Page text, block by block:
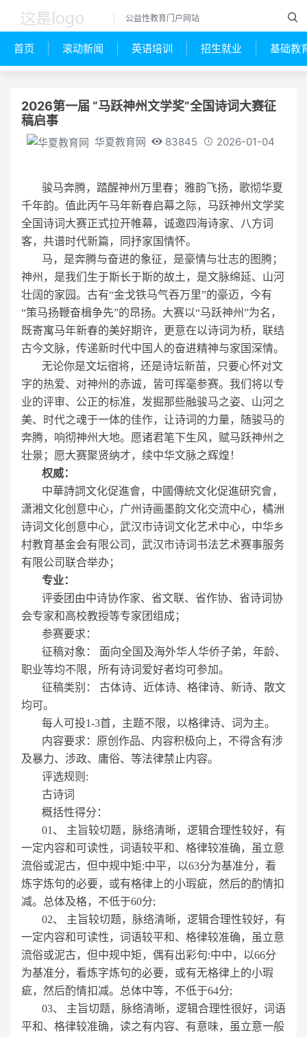
公益性教育门户网站
首页 滚动新闻 英语培训 招生就业 基础教
2026第一届 “马跃神州文学奖”全国诗词大赛征
稿启事
华夏教育网 83845 2026-01-04
骏马奔腾，踏醒神州万里春；雅韵飞扬，歌彻华夏
千年韵。值此丙午马年新春启幕之际，马跃神州文学奖
全国诗词大赛正式拉开帷幕，诚邀四海诗家、八方词
客，共谱时代新篇，同抒家国情怀。
马，是奔腾与奋进的象征，是豪情与壮志的图腾；
神州，是我们生于斯长于斯的故土，是文脉绵延、山河
壮阔的家园。古有“金戈铁马气吞万里”的豪迈，今有
“策马扬鞭奋楫争先”的昂扬。大赛以“马跃神州”为名，
既寄寓马年新春的美好期许，更意在以诗词为桥，联结
古今文脉，传递新时代中国人的奋进精神与家国深情。
无论你是文坛宿将，还是诗坛新苗，只要心怀对文
字的热爱、对神州的赤诚，皆可挥毫参赛。我们将以专
业的评审、公正的标准，发掘那些融骏马之姿、山河之
美、时代之魂于一体的佳作，让诗词的力量，随骏马的
奔腾，响彻神州大地。愿诸君笔下生风，赋马跃神州之
壮景；愿大赛聚贤纳才，续中华文脉之辉煌！
权威：
中華詩詞文化促進會，中國傳統文化促進研究會，
潇湘文化创意中心，广州诗画墨韵文化交流中心，橘洲
诗词文化创意中心，武汉市诗词文化艺术中心，中华乡
村教育基金会有限公司，武汉市诗词书法艺术赛事服务
有限公司联合举办；
专业：
评委团由中诗协作家、省文联、省作协、省诗词协
会专家和高校教授等专家团组成；
参赛要求：
征稿对象： 面向全国及海外华人华侨子弟，年龄、
职业等均不限，所有诗词爱好者均可参加。
征稿类别： 古体诗、近体诗、格律诗、新诗、散文
均可。
每人可投1-3首，主题不限，以格律诗、词为主。
内容要求：原创作品、内容积极向上，不得含有涉
及暴力、涉政、庸俗、等法律禁止内容。
评选规则:
古诗词
概括性得分：
01、 主旨较切题，脉络清晰，逻辑合理性较好，有
一定内容和可读性，词语较平和、格律较准确，虽立意
流俗或泥古，但中规中矩:中平，以63分为基准分，看
炼字炼句的必要，或有格律上的小瑕疵，然后的酌情扣
减。总体及格，不低于60分;
02、 主旨较切题，脉络清晰，逻辑合理性较好，有
一定内容和可读性，词语较平和、格律较准确，虽立意
流俗或泥古，但中规中矩，偶有出彩句:中中，以66分
为基准分，看炼字炼句的必要，或有无格律上的小瑕
疵，然后酌情扣减。总体中等，不低于64分;
03、 主旨切题，脉络清晰，逻辑合理性很好，词语
平和、格律较准确，读之有内容、有意味，虽立意一般